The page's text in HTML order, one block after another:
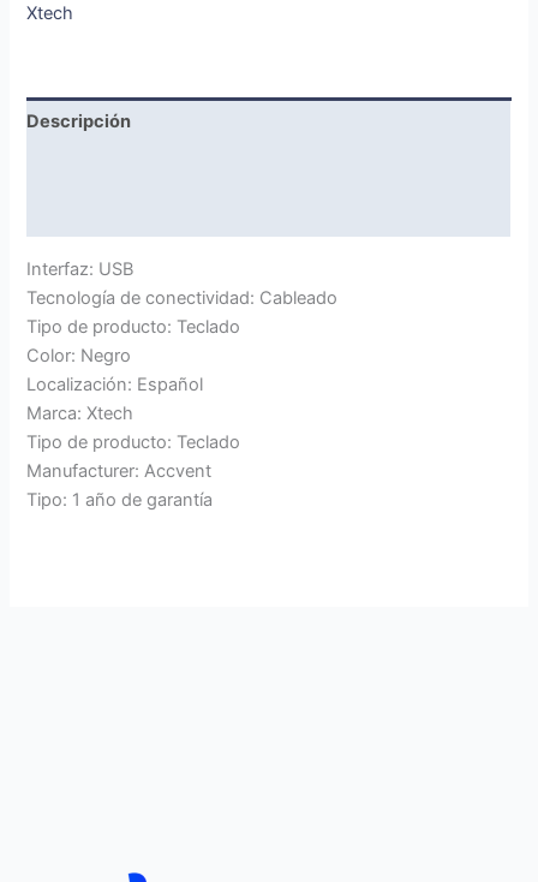
Xtech
Descripción
Interfaz: USB
Tecnología de conectividad: Cableado
Tipo de producto: Teclado
Color: Negro
Localización: Español
Marca: Xtech
Tipo de producto: Teclado
Manufacturer: Accvent
Tipo: 1 año de garantía